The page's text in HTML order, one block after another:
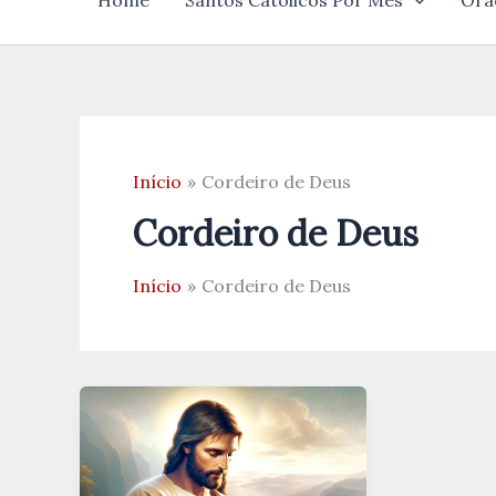
Início Cordeiro de Deus
Cordeiro de Deus
Início Cordeiro de Deus